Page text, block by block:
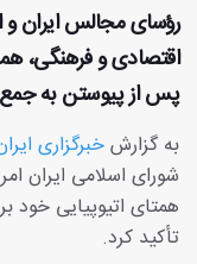
رؤسای مجالس ایران و
اقتصادی و فرهنگی،
پس از پیوستن به
به گزارشخبرگزاری
شورای اسلامی ایران
همتای اتیوپیایی خود
تأکید کرد.